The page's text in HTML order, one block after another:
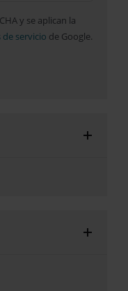
y se aplican la
servicio de Google.